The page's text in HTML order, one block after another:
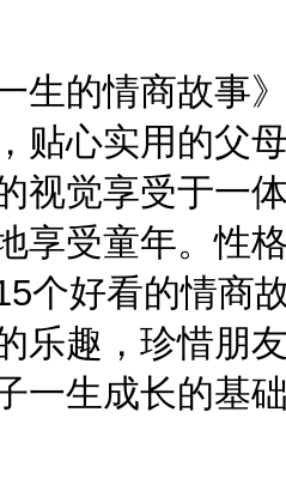
生的情商故事
贴心实用的父
视觉享受于一
享受童年。性
个好看的情商
乐趣，珍惜朋
一生成长的基